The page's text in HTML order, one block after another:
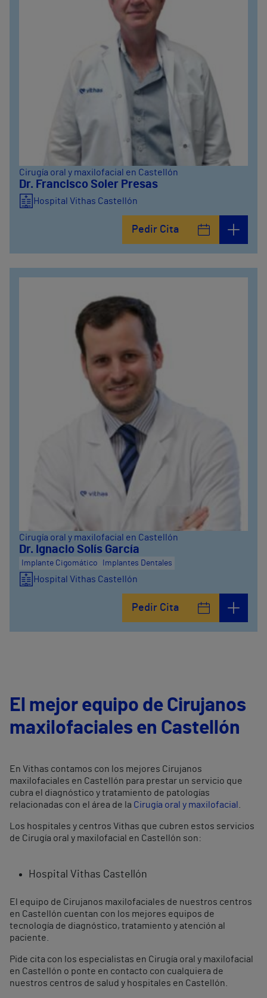
Cirugía oral y maxilofacial en Castellón
Dr. Francisco Soler Presas
Hospital Vithas Castellón
Pedir Cita
Cirugía oral y maxilofacial en Castellón
Dr. Ignacio Solís García
Implante Cigomático Implantes Dentales
Hospital Vithas Castellón
Pedir Cita
El mejor equipo de Cirujanos
maxilofaciales en Castellón
En Vithas contamos con los mejores Cirujanos
maxilofaciales en Castellón para prestar un servicio que
cubra el diagnóstico y tratamiento de patologías
relacionadas con el área de la Cirugía oral y maxilofacial
Los hospitales y centros Vithas que cubren estos servicios
de Cirugía oral y maxilofacial en Castellón son:
Hospital Vithas Castellón
El equipo de Cirujanos maxilofaciales de nuestros centros
en Castellón cuentan con los mejores equipos de
tecnología de diagnóstico, tratamiento y atención al
paciente.
Pide cita con los especialistas en Cirugía oral y maxilofacial
en Castellón o ponte en contacto con cualquiera de
nuestros centros de salud y hospitales en Castellón.